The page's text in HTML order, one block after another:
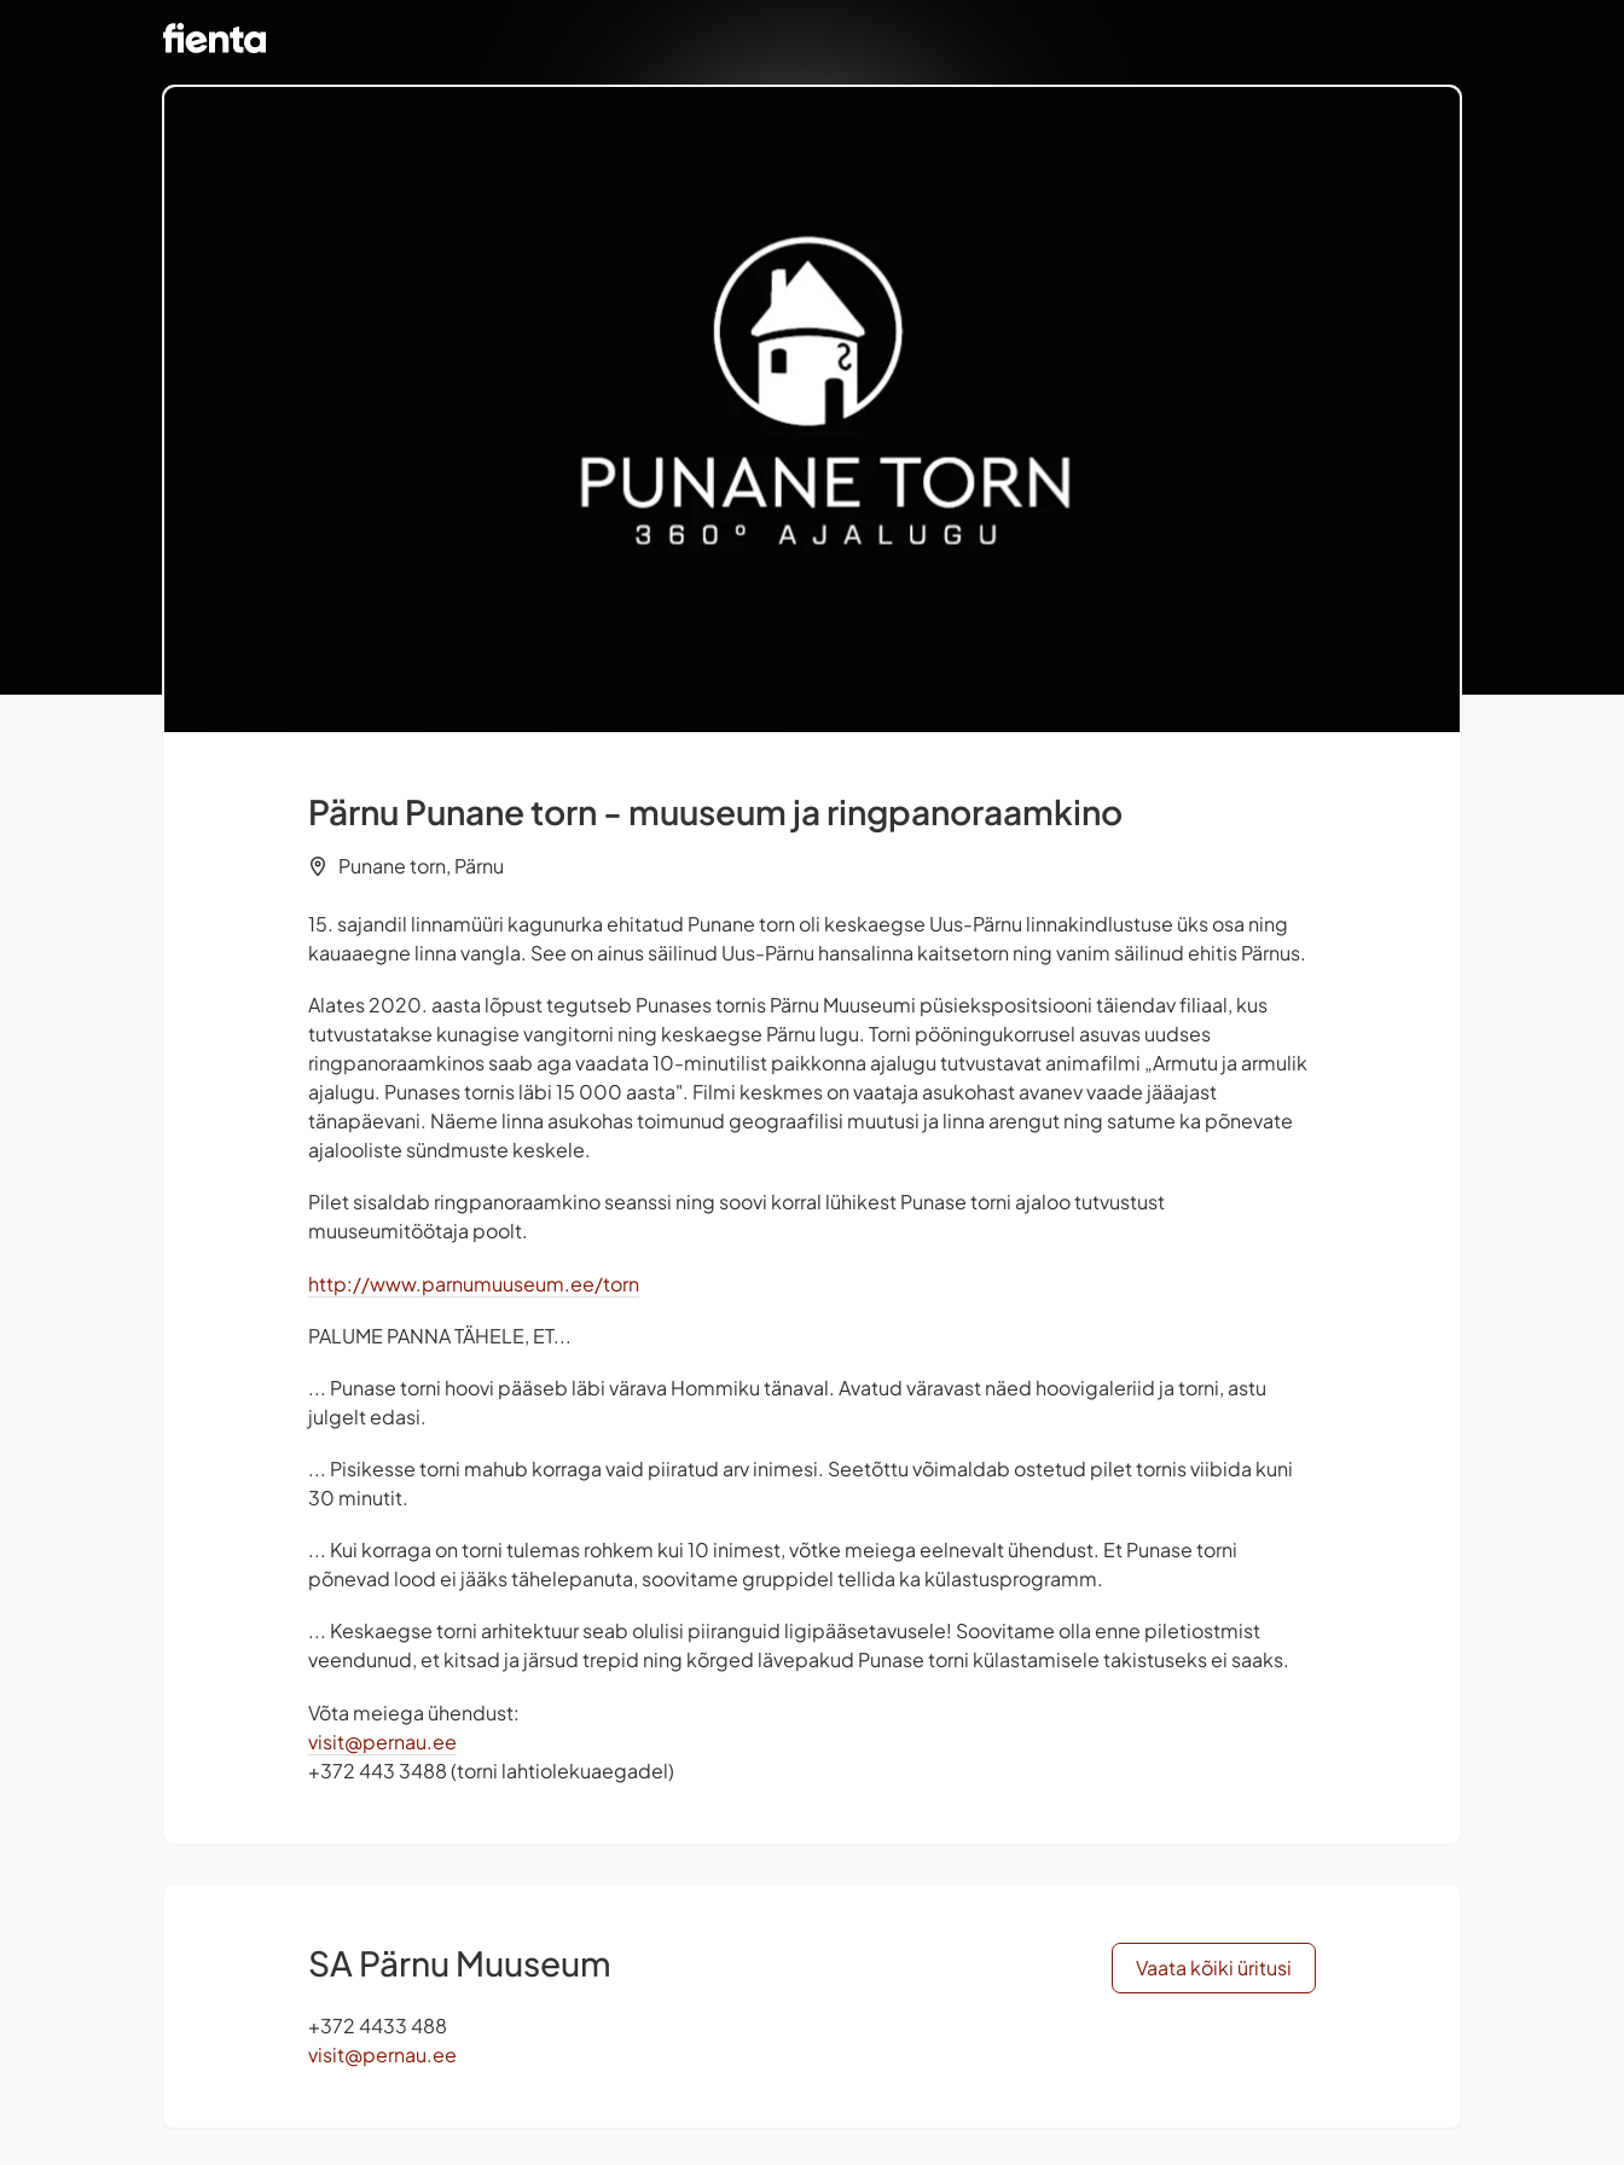
Pärnu Punane torn - muuseum ja ringpanoraamkino
Punane torn, Pärnu
15. sajandil linnamüüri kagunurka ehitatud Punane torn oli keskaegse Uus-Pärnu linnakindlustuse üks osa ning
kauaaegne linna vangla. See on ainus säilinud Uus-Pärnu hansalinna kaitsetorn ning vanim säilinud ehitis Pärnus.
Alates 2020. aasta lõpust tegutseb Punases tornis Pärnu Muuseumi püsiekspositsiooni täiendav filiaal, kus
tutvustatakse kunagise vangitorni ning keskaegse Pärnu lugu. Torni pööningukorrusel asuvas uudses
ringpanoraamkinos saab aga vaadata 10-minutilist paikkonna ajalugu tutvustavat animafilmi „Armutu ja armulik
ajalugu. Punases tornis läbi 15 000 aasta". Filmi keskmes on vaataja asukohast avanev vaade jääajast
tänapäevani. Näeme linna asukohas toimunud geograafilisi muutusi ja linna arengut ning satume ka põnevate
ajalooliste sündmuste keskele.
Pilet sisaldab ringpanoraamkino seanssi ning soovi korral lühikest Punase torni ajaloo tutvustust
muuseumitöötaja poolt.
http://www.parnumuuseum.ee/torn
PALUME PANNA TÄHELE, ET...
... Punase torni hoovi pääseb läbi värava Hommiku tänaval. Avatud väravast näed hoovigaleriid ja torni, astu
julgelt edasi.
... Pisikesse torni mahub korraga vaid piiratud arv inimesi. Seetõttu võimaldab ostetud pilet tornis viibida kuni
30 minutit.
... Kui korraga on torni tulemas rohkem kui 10 inimest, võtke meiega eelnevalt ühendust. Et Punase torni
põnevad lood ei jääks tähelepanuta, soovitame gruppidel tellida ka külastusprogramm.
... Keskaegse torni arhitektuur seab olulisi piiranguid ligipääsetavusele! Soovitame olla enne piletiostmist
veendunud, et kitsad ja järsud trepid ning kõrged lävepakud Punase torni külastamisele takistuseks ei saaks.
Võta meiega ühendust:
visit@pernau.ee
+372 443 3488 (torni lahtiolekuaegadel)
SA Pärnu Muuseum
+372 4433 488
visit@pernau.ee
Vaata kõiki üritusi